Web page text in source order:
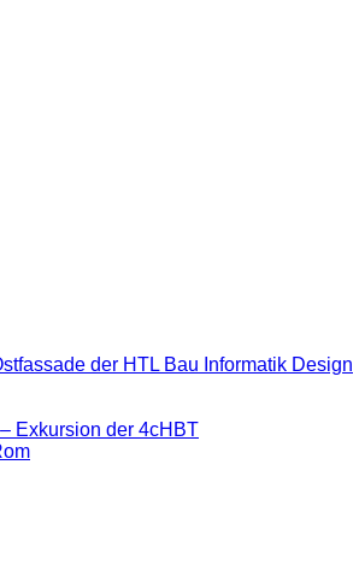
der HTL Bau Informatik Design
Exkursion der 4cHBT